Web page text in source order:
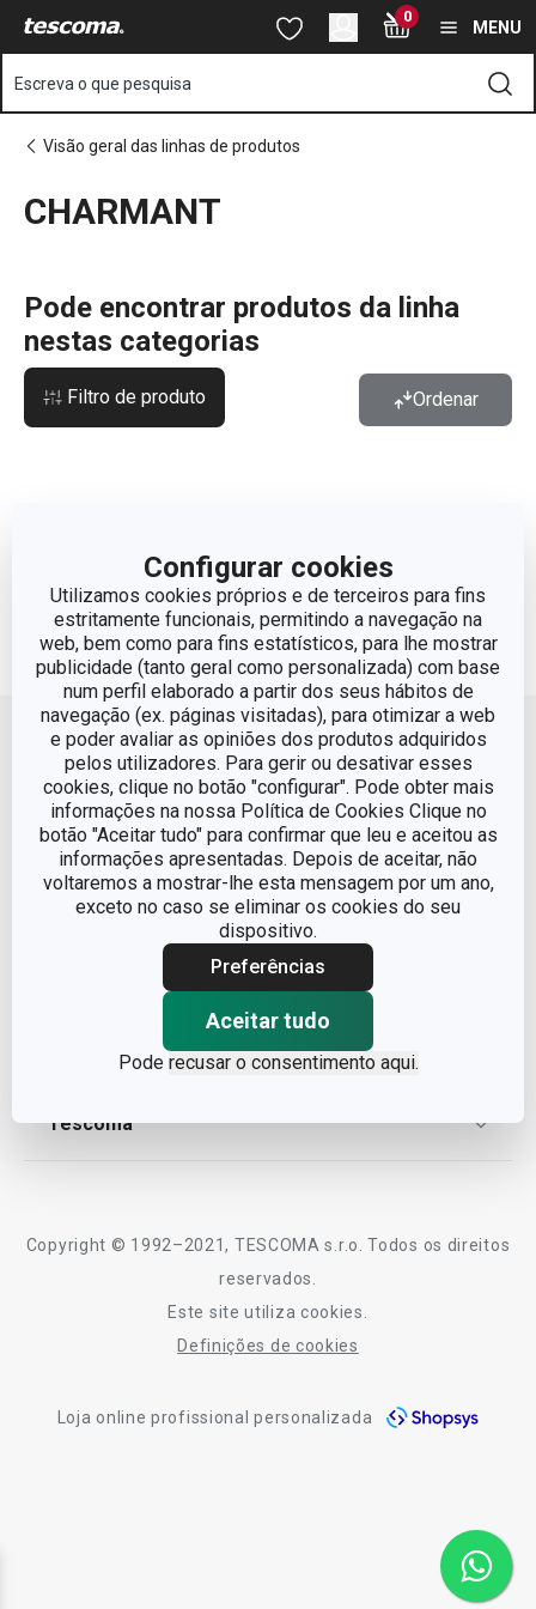
Configurar cookies
Utilizamos cookies próprios e de terceiros para fins
estritamente funcionais, permitindo a navegação na
web, bem como para fins estatísticos, para lhe mostrar
publicidade (tanto geral como personalizada) com base
num perfil elaborado a partir dos seus hábitos de
navegação (ex. páginas visitadas), para otimizar a web
e poder avaliar as opiniões dos produtos adquiridos
pelos utilizadores. Para gerir ou desativar esses
cookies, clique no botão "configurar". Pode obter mais
informações na nossa Política de Cookies Clique no
botão "Aceitar tudo" para confirmar que leu e aceitou as
informações apresentadas. Depois de aceitar, não
voltaremos a mostrar-lhe esta mensagem por um ano,
exceto no caso se eliminar os cookies do seu
dispositivo.
Preferências
Aceitar tudo
Pode recusar o consentimento aqui.
Saltar para o conteúdo principal
Saltar para a pesquisa
Saltar para a navegação 0
MENU
Escreva o que pesquisa
Visão geral das linhas de produtos
CHARMANT
Pode encontrar produtos da linha
nestas categorias
Filtro de produto Ordenar
Não há produtos encontrados
Voltar ao topo
Condições Legais
Proteção de informações pessoais
Centro de Arbitragem
Livro de Reclamações
Termos e Condições
Perguntas Frequentes
Tescoma
Copyright © 1992–2021, TESCOMA s.r.o. Todos os direitos
reservados.
Este site utiliza cookies.
Definições de cookies
Loja online profissional personalizada